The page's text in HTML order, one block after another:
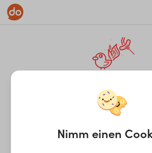
¡Ay, caramba!
gefunden.
Nimm einen